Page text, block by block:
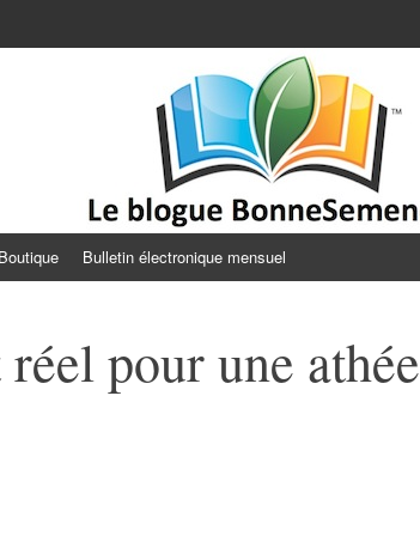
Boutique Bulletin électronique mensuel
pour une athée